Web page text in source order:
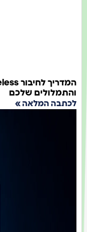
שלכם
המלאה »